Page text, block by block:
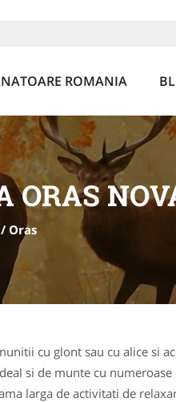
ROMANIA
ORAS
/ Oras
cu glont sau cu alice si
si de munte cu numeroase
larga de activitati de